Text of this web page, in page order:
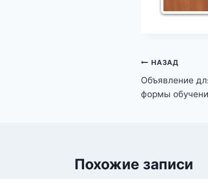
Навигация
по
НАЗАД
Объявление
формы
Похожие записи